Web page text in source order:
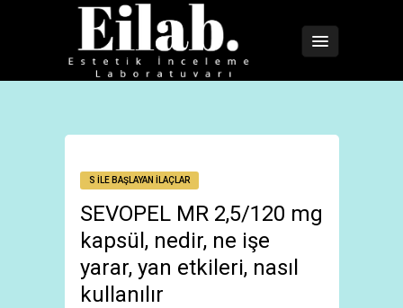
S İLE BAŞLAYAN İLAÇLAR
SEVOPEL MR 2,5/120 mg
kapsül, nedir, ne işe
yarar, yan etkileri, nasıl
kullanılır